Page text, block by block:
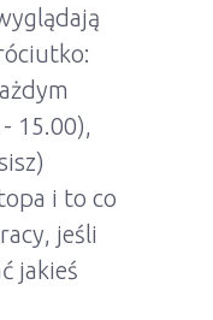
15.00),
i to co
jeśli
jakieś